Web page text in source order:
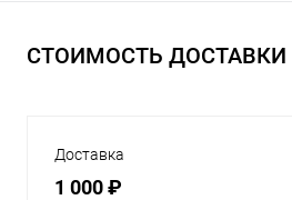
СТОИМОСТЬ ДОСТАВКИ
Доставка
1 000 ₽